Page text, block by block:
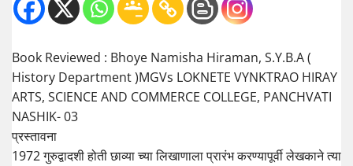
Book Reviewed : Bhoye Namisha Hiraman, S.Y.B.A (
History Department )MGVs LOKNETE VYNKTRAO HIRAY
ARTS, SCIENCE AND COMMERCE COLLEGE, PANCHVATI
NASHIK- 03
प्रस्तावना
1972 गुरुद्वादशी होती छाव्या च्या लिखाणाला प्रारंभ करण्यापूर्वी लेखकाने त्या